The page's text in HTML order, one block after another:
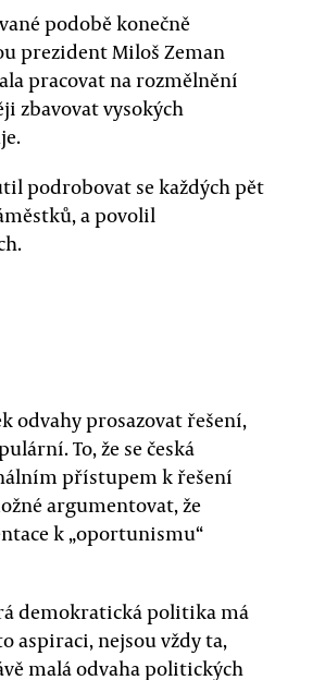
podobě konečně
prezident Miloš Zeman
pracovat na rozmělnění
zbavovat vysokých
podrobovat se každých pět
a povolil
odvahy prosazovat řešení,
To, že se česká
přístupem k řešení
argumentovat, že
k „oportunismu“
demokratická politika má
aspiraci, nejsou vždy ta,
malá odvaha politických